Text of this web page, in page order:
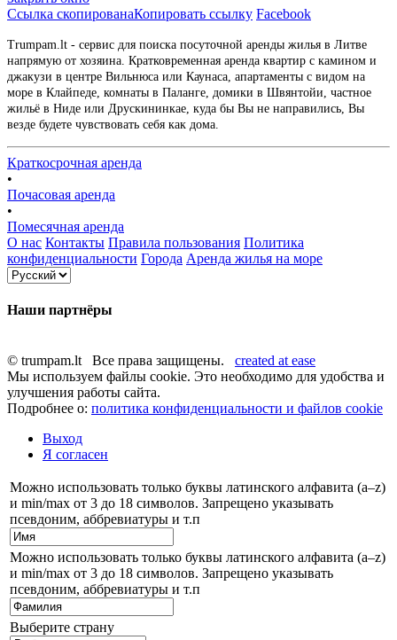
Ссылка скопированаКопировать ссылку Facebook
Trumpam.lt - сервис для поиска посуточной аренды жилья в Литве
напрямую от хозяина. Кратковременная аренда квартир с камином и
джакузи в центре Вильнюса или Каунаса, апартаменты с видом на
море в Клайпеде, комнаты в Паланге, домики в Швянтойи, частное
жильё в Ниде или Друскининкае, куда бы Вы не направились, Вы
везде будете чувствовать себя как дома.
Краткосрочная аренда
•
Почасовая аренда
•
Помесячная аренда
О нас Контакты Правила пользования Политика
конфиденциальности Города Аренда жилья на море
Наши партнёры
© trumpam.lt Все права защищены. created at ease
Мы используем файлы cookie. Это необходимо для удобства и
улучшения работы сайта.
Подробнее о: политика конфиденциальности и файлов cookie
Выход
Я согласен
Можно использовать только буквы латинского алфавита (a–z)
и min/max от 3 до 18 символов. Запрещено указывать
псевдоним, аббревиатуры и т.п
Можно использовать только буквы латинского алфавита (a–z)
и min/max от 3 до 18 символов. Запрещено указывать
псевдоним, аббревиатуры и т.п
Выберите страну